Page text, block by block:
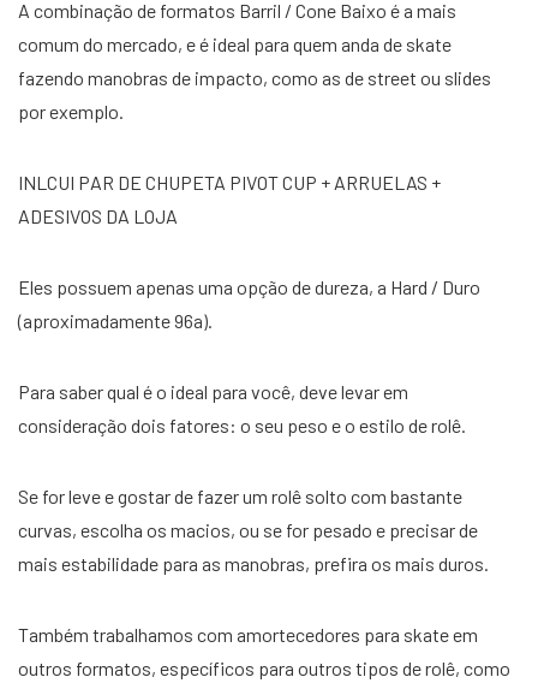
A combinação de formatos Barril / Cone Baixo é a mais
comum do mercado, e é ideal para quem anda de skate
fazendo manobras de impacto, como as de street ou slides
por exemplo.
INLCUI PAR DE CHUPETA PIVOT CUP + ARRUELAS +
ADESIVOS DA LOJA
Eles possuem apenas uma opção de dureza, a Hard / Duro
(aproximadamente 96a).
Para saber qual é o ideal para você, deve levar em
consideração dois fatores: o seu peso e o estilo de rolê.
Se for leve e gostar de fazer um rolê solto com bastante
curvas, escolha os macios, ou se for pesado e precisar de
mais estabilidade para as manobras, prefira os mais duros.
Também trabalhamos com amortecedores para skate em
outros formatos, específicos para outros tipos de rolê, como